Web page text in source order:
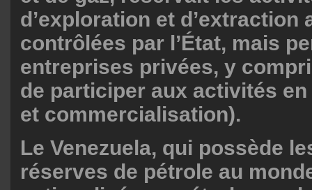
d’exploration et d’extraction
contrôlées par l’État, mais
entreprises privées, y
de participer aux activités
et commercialisation).
Le Venezuela, qui possède
réserves de pétrole au